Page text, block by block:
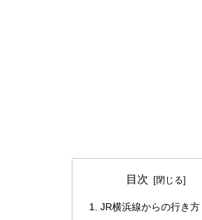
目次
JR横浜線からの行き方